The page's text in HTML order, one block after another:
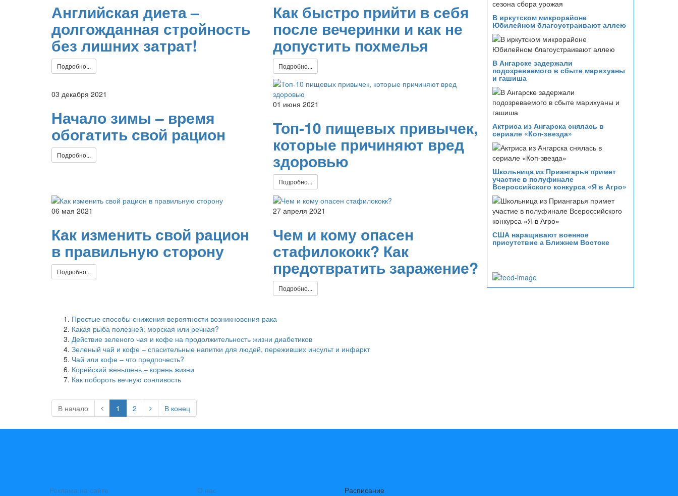
Английская диета –
долгожданная стройность
без лишних затрат!
Подробно...
Как быстро прийти в себя
после вечеринки и как не
допустить похмелья
Подробно...
03 декабря 2021
Начало зимы – время
обогатить свой рацион
Подробно...
01 июня 2021
Топ-10 пищевых привычек,
которые причиняют вред
здоровью
Подробно...
06 мая 2021
Как изменить свой рацион
в правильную сторону
Подробно...
27 апреля 2021
Чем и кому опасен
стафилококк? Как
предотвратить заражение?
Подробно...
Простые способы снижения вероятности возникновения рака
Какая рыба полезней: морская или речная?
Действие зеленого чая и кофе на продолжительность жизни диабетиков
Зеленый чай и кофе – спасительные напитки для людей, переживших инсульт и инфаркт
Чай или кофе – что предпочесть?
Корейский женьшень – корень жизни
Как побороть вечную сонливость
В начало 1 2 В конец
В иркутском микрорайоне
Юбилейном благоустраивают аллею
В Ангарске задержали
подозреваемого в сбыте марихуаны
и гашиша
Актриса из Ангарска снялась в
сериале «Коп-звезда»
Школьница из Приангарья примет
участие в полуфинале
Всероссийского конкурса «Я в Агро»
США наращивают военное
присутствие а Ближнем Востоке
Реклама на сайте
О нас
Расписание